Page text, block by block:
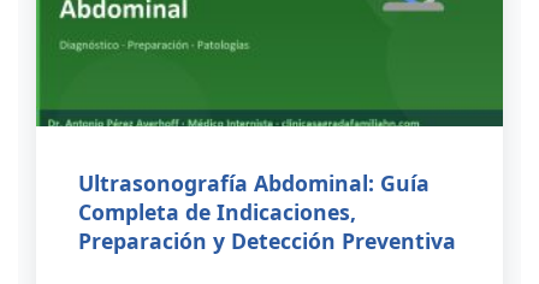
Ultrasonografía Abdominal: Guía
Completa de Indicaciones,
Preparación y Detección Preventiva